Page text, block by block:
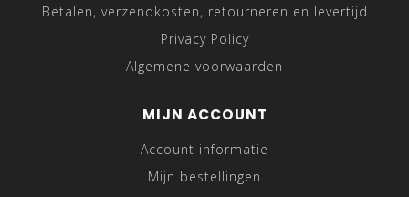
Betalen, verzendkosten, retourneren en levertijd
Privacy Policy
Algemene voorwaarden
MIJN ACCOUNT
Account informatie
Mijn bestellingen